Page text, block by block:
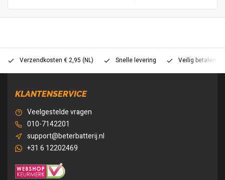
Verzendkosten € 2,95 (NL) Snelle levering Veilig betalen
KLANTENSERVICE
Veelgestelde vragen
010-7142201
support@beterbatterij.nl
+31 6 12202469